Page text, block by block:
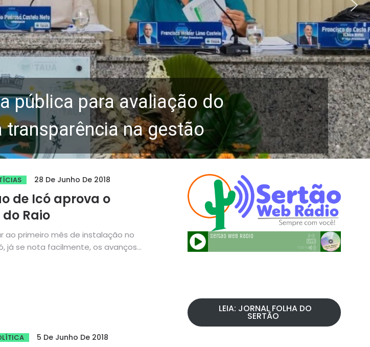
pública para avaliação do
na gestão
28 De Junho De 2018
de Icó aprova o
Raio
ao primeiro mês de instalação no
já se nota facilmente, os avanços
5 De Junho De 2018
LEIA: JORNAL FOLHA DO
SERTÃO